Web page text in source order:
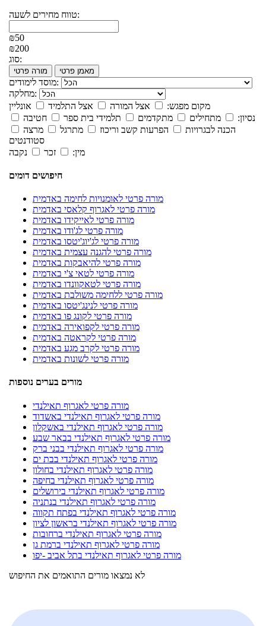
טווח מחירים לשעה:
₪50
₪200
סוג:
מורה פרטי מאמן פרטי
מוסד לימודים:
מחלקה:
מקום מפגש:
אצל המורה אצל התלמיד
אונליין
נסיון:
מתחילים מתקדמים תלמידי בית ספר
חטיבה
הכנה לבגרויות
הפרעות קשב וריכוז מתרגל
מרצה
סטודנטים
מין:
זכר נקבה
חיפושים דומים
מורה פרטי לאומנויות לחימה באדמית
מורה פרטי לאגרוף קלאסי באדמית
מורה פרטי לאייקידו באדמית
מורה פרטי לג'ודו באדמית
מורה פרטי לג'יוג'יטסו באדמית
מורה פרטי להגנה עצמית באדמית
מורה פרטי להיאבקות באדמית
מורה פרטי לטאי צ'י באדמית
מורה פרטי לטאקוונדו באדמית
מורה פרטי ללחימה משולבת באדמית
מורה פרטי לנינג'יטסו באדמית
מורה פרטי לקונג פו באדמית
מורה פרטי לקפואירה באדמית
מורה פרטי לקראטה באדמית
מורה פרטי לקרב מגע באדמית
מורה פרטי לשונות באדמית
מורים בערים נוספות
מורה פרטי לאגרוף תאילנדי
מורה פרטי לאגרוף תאילנדי באשדוד
מורה פרטי לאגרוף תאילנדי באשקלון
מורה פרטי לאגרוף תאילנדי בבאר שבע
מורה פרטי לאגרוף תאילנדי בבני ברק
מורה פרטי לאגרוף תאילנדי בבת ים
מורה פרטי לאגרוף תאילנדי בחולון
מורה פרטי לאגרוף תאילנדי בחיפה
מורה פרטי לאגרוף תאילנדי בירושלים
מורה פרטי לאגרוף תאילנדי בנתניה
מורה פרטי לאגרוף תאילנדי בפתח תקווה
מורה פרטי לאגרוף תאילנדי בראשון לציון
מורה פרטי לאגרוף תאילנדי ברחובות
מורה פרטי לאגרוף תאילנדי ברמת גן
מורה פרטי לאגרוף תאילנדי בתל אביב -יפו
לא נמצאו מורים התואמים את החיפוש